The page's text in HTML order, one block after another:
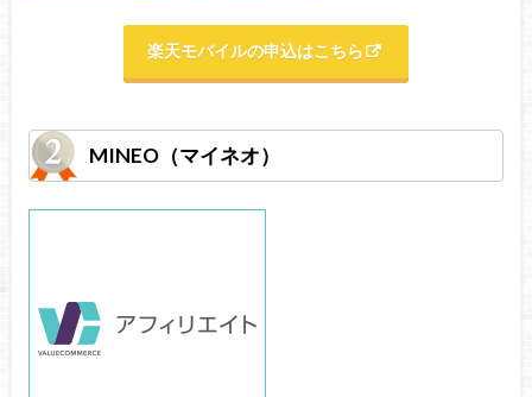
楽天モバイルの申込はこちら
MINEO（マイネオ）